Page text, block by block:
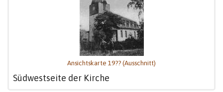
Ansichtskarte 19?? (Ausschnitt)
Südwestseite der Kirche